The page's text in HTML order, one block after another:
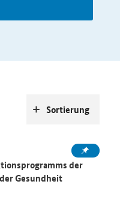
der
Gesundheit
Sortierung